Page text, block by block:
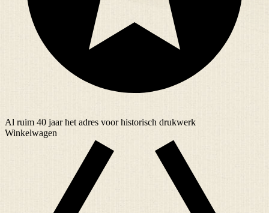
Al ruim 40 jaarhet adres voor historisch drukwerk
Winkelwagen